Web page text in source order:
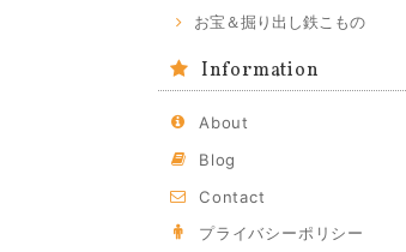
お宝＆掘り出し鉄こもの
Information
About
Blog
Contact
プライバシーポリシー